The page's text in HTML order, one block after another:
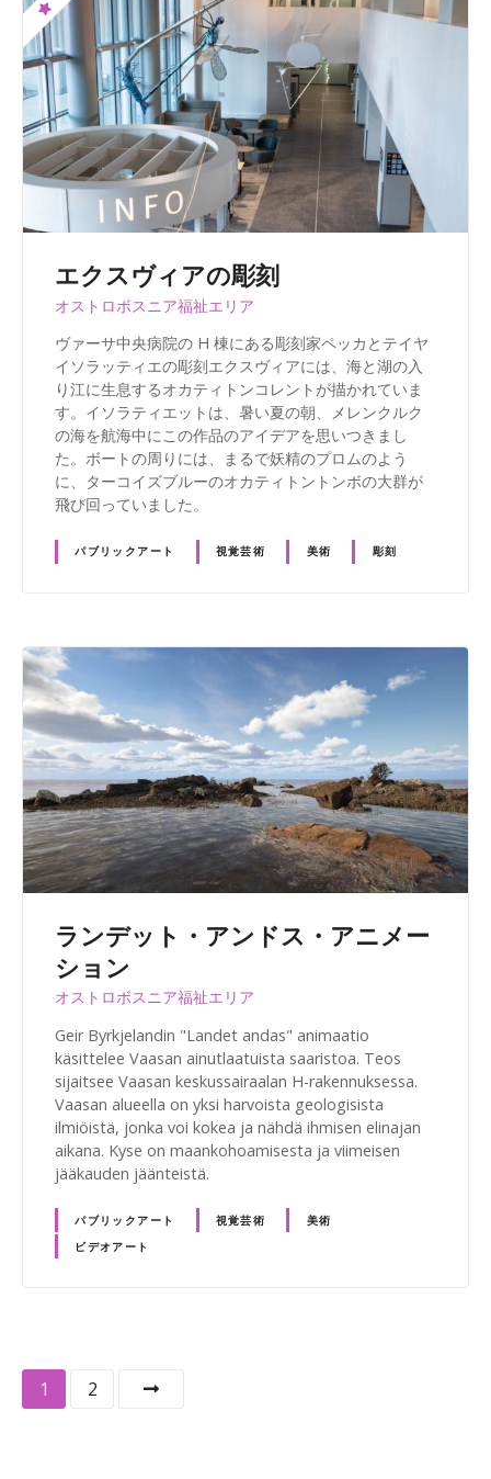
エクスヴィアの彫刻
オストロボスニア福祉エリア
ヴァーサ中央病院の H 棟にある彫刻家ペッカとテイヤ
イソラッティエの彫刻エクスヴィアには、海と湖の入
り江に生息するオカティトンコレントが描かれていま
す。イソラティエットは、暑い夏の朝、メレンクルク
の海を航海中にこの作品のアイデアを思いつきまし
た。ボートの周りには、まるで妖精のプロムのよう
に、ターコイズブルーのオカティトントンボの大群が
飛び回っていました。
パブリックアート 視覚芸術 美術 彫刻
ランデット・アンドス・アニメー
ション
オストロボスニア福祉エリア
Geir Byrkjelandin "Landet andas" animaatio
käsittelee Vaasan ainutlaatuista saaristoa. Teos
sijaitsee Vaasan keskussairaalan H-rakennuksessa.
Vaasan alueella on yksi harvoista geologisista
ilmiöistä, jonka voi kokea ja nähdä ihmisen elinajan
aikana. Kyse on maankohoamisesta ja viimeisen
jääkauden jäänteistä.
パブリックアート 視覚芸術
美術
ビデオアート
投1 2